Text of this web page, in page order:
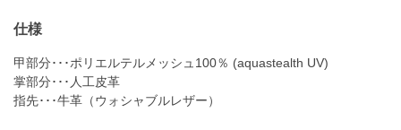
仕様
甲部分･･･ポリエルテルメッシュ100％ (aquastealth UV)
掌部分･･･人工皮革
指先･･･牛革（ウォシャブルレザー）